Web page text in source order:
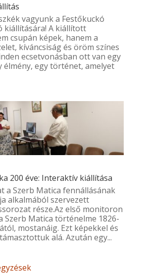
vagyunk a Festőkuckó
kiállítására! A kiállított
csupán képek, hanem a
kíváncsiság és öröm színes
ecsetvonásban ott van egy
élmény, egy történet, amelyet
200 éve: Interaktív kiállítása
a Szerb Matica fennállásának
alkalmából szervezett
része.Az első monitoron
Szerb Matica történelme 1826-
mostanáig. Ezt képekkel és
alá. Azután egy...